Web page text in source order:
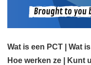
Wat is een PCT | Wat
Hoe werken ze | Kunt